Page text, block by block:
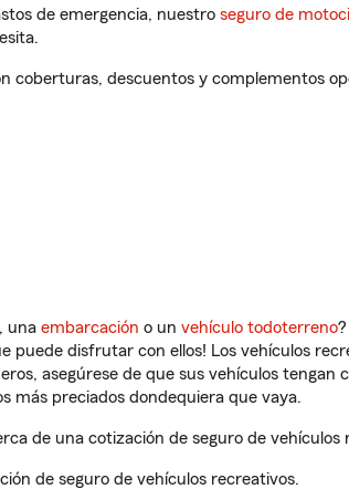
de emergencia, nuestro seguro de
coberturas, descuentos y complementos
, una embarcación o un vehículo todoterreno
puede disfrutar con ellos! Los vehículos
asegúrese de que sus vehículos tengan
más preciados dondequiera que vaya.
de una cotización de seguro de vehículos
de seguro de vehículos recreativos.